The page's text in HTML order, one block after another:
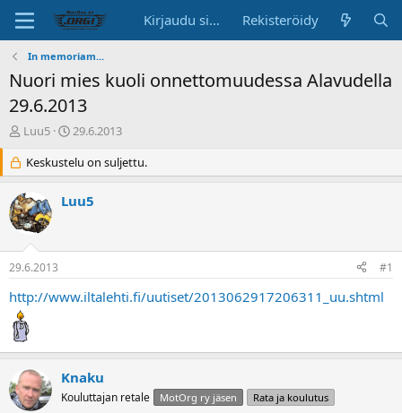
Kirjaudu sisään Rekisteröidy
In memoriam...
Nuori mies kuoli onnettomuudessa Alavudella
29.6.2013
K
s
k
u
s
t
e
u
n
a
l
o
i
t
t
a
Luu5
A
o
i
u
i
v
ä
29.6.2013
Keskustelu on suljettu.
Luu5
29.6.2013 #1
http://www.iltalehti.fi/uutiset/2013062917206311_uu.shtml
Knaku
Kouluttajan retale MotOrg ry jäsen Rata ja koulutus